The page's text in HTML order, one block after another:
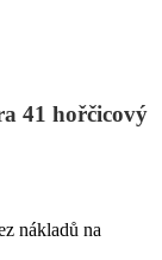
41 hořčicový
nákladů na